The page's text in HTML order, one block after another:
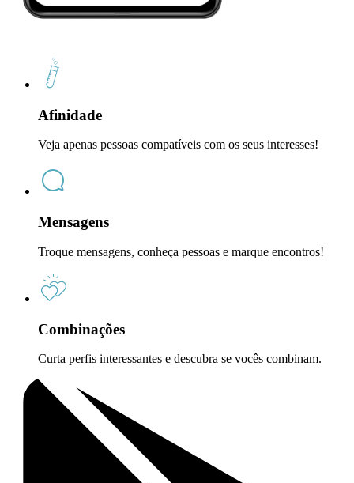
Afinidade
Veja apenas pessoas compatíveis com os seus interesses!
Mensagens
Troque mensagens, conheça pessoas e marque encontros!
Combinações
Curta perfis interessantes e descubra se vocês combinam.